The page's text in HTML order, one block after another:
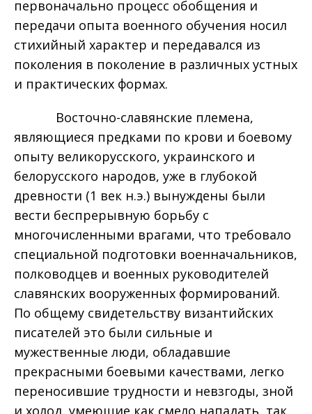
первоначально процесс обобщения и
передачи опыта военного обучения носил
стихийный характер и передавался из
поколения в поколение в различных устных
и практических формах.
Восточно-славянские племена,
являющиеся предками по крови и боевому
опыту великорусского, украинского и
белорусского народов, уже в глубокой
древности (1 век н.э.) вынуждены были
вести беспрерывную борьбу с
многочисленными врагами, что требовало
специальной подготовки военначальников,
полководцев и военных руководителей
славянских вооруженных формирований.
По общему свидетельству византийских
писателей это были сильные и
мужественные люди, обладавшие
прекрасными боевыми качествами, легко
переносившие трудности и невзгоды, зной
и холод, умеющие как смело нападать, так